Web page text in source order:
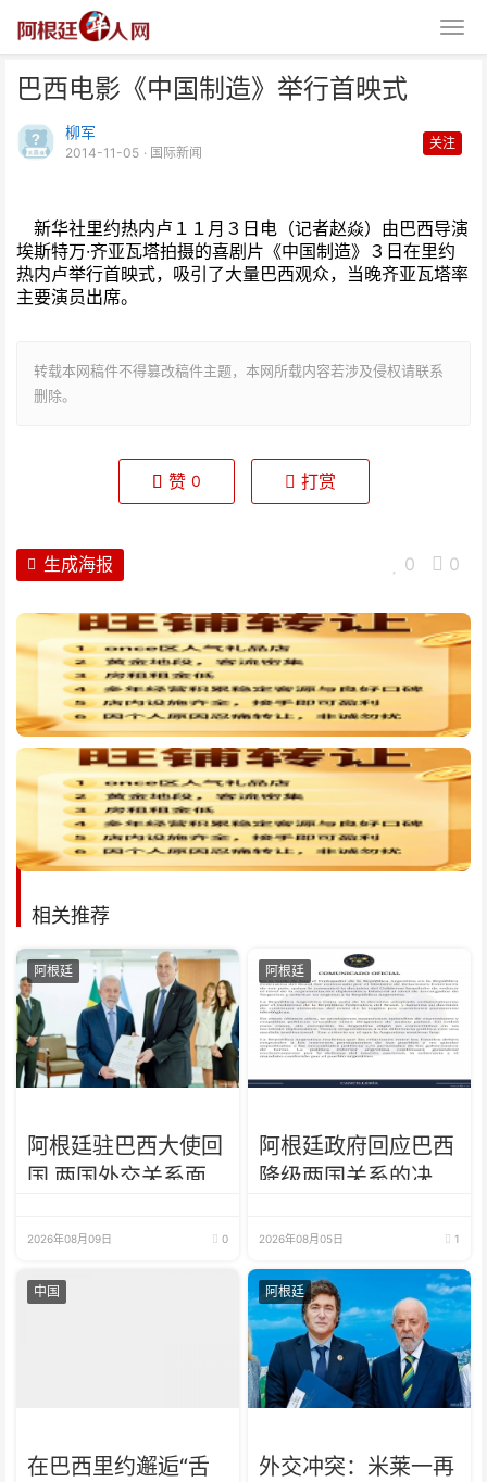
巴西电影《中国制造》举行首映式
柳军
2014-11-05 · 国际新闻
关注
新华社里约热内卢１１月３日电（记者赵焱）由巴西导演
埃斯特万·齐亚瓦塔拍摄的喜剧片《中国制造》３日在里约
热内卢举行首映式，吸引了大量巴西观众，当晚齐亚瓦塔率
主要演员出席。
转载本网稿件不得篡改稿件主题，本网所载内容若涉及侵权请联系
删除。
巴西电影《中国制造》举行首映式
赞 0 打赏
0 0
生成海报
相关推荐
阿根廷
阿根廷驻巴西大使回
国 两国外交关系面
2026年08月09日 0
阿根廷
阿根廷政府回应巴西
降级两国关系的决
题
2026年08月05日 1
中国
在巴西里约邂逅“舌
阿根廷
外交冲突：米莱一再